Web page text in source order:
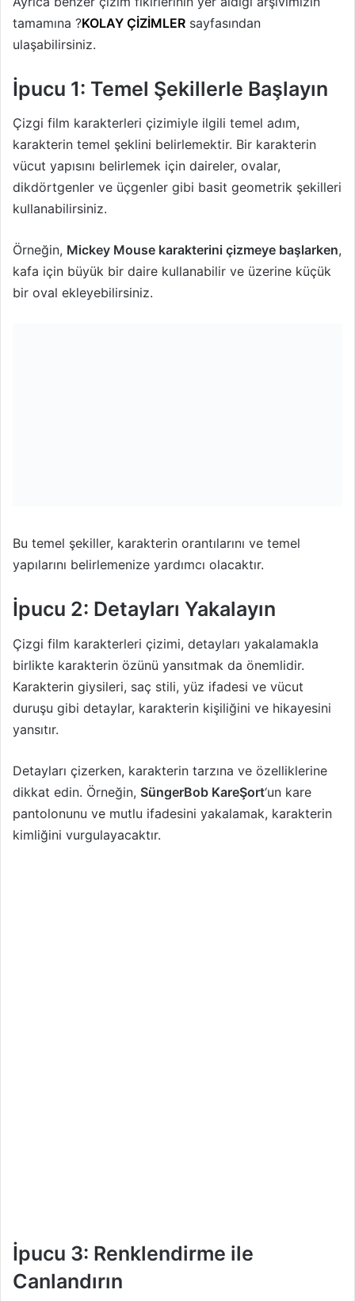
tamamına ?KOLAY ÇİZİMLER sayfasından
ulaşabilirsiniz.
İpucu 1: Temel Şekillerle Başlayın
Çizgi film karakterleri çizimiyle ilgili temel adım,
karakterin temel şeklini belirlemektir. Bir karakterin
vücut yapısını belirlemek için daireler, ovalar,
dikdörtgenler ve üçgenler gibi basit geometrik şekilleri
kullanabilirsiniz.
Örneğin, Mickey Mouse karakterini çizmeye başlarken,
kafa için büyük bir daire kullanabilir ve üzerine küçük
bir oval ekleyebilirsiniz.
Bu temel şekiller, karakterin orantılarını ve temel
yapılarını belirlemenize yardımcı olacaktır.
İpucu 2: Detayları Yakalayın
Çizgi film karakterleri çizimi, detayları yakalamakla
birlikte karakterin özünü yansıtmak da önemlidir.
Karakterin giysileri, saç stili, yüz ifadesi ve vücut
duruşu gibi detaylar, karakterin kişiliğini ve hikayesini
yansıtır.
Detayları çizerken, karakterin tarzına ve özelliklerine
dikkat edin. Örneğin, SüngerBob KareŞort‘un kare
pantolonunu ve mutlu ifadesini yakalamak, karakterin
kimliğini vurgulayacaktır.
İpucu 3: Renklendirme ile
Canlandırın